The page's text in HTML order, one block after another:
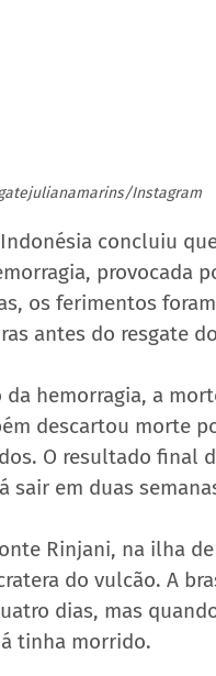
Instagram
concluiu
provocada
os ferimentos
antes do resgate
hemorragia, a
descartou morte
O resultado final
sair em duas
Rinjani, na ilha
do vulcão. A
dias, mas
tinha morrido.